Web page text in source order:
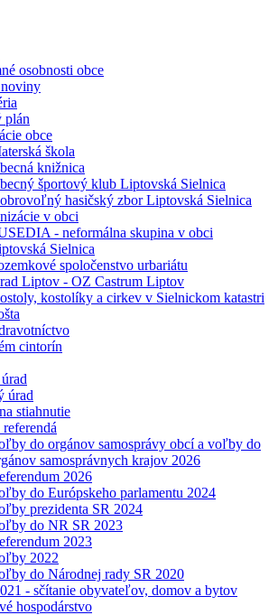
osobnosti obce
plán
obce
škola
knižnica
športový klub Liptovská Sielnica
hasičský zbor Liptovská Sielnica
v obci
- neformálna skupina v obci
Sielnica
spoločenstvo urbariátu
Liptov - OZ Castrum Liptov
kostolíky a cirkev v Sielnickom katastri
cintorín
úrad
stiahnutie
do orgánov samosprávy obcí a voľby do
samosprávnych krajov 2026
2026
do Európskeho parlamentu 2024
prezidenta SR 2024
do NR SR 2023
2023
2022
do Národnej rady SR 2020
- sčítanie obyvateľov, domov a bytov
hospodárstvo